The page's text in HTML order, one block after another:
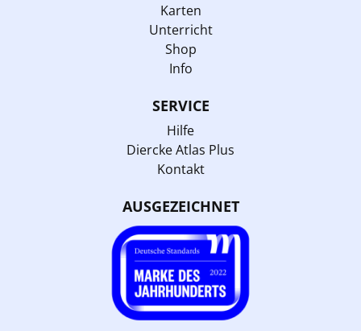
Karten
Unterricht
Shop
Info
SERVICE
Hilfe
Diercke Atlas Plus
Kontakt
AUSGEZEICHNET